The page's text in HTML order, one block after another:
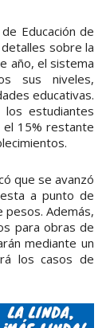
Educación de
sobre la
año, el sistema
sus niveles,
educativas.
estudiantes
el 15% restante
que se avanzó
a punto de
Además,
para obras de
mediante un
los casos de